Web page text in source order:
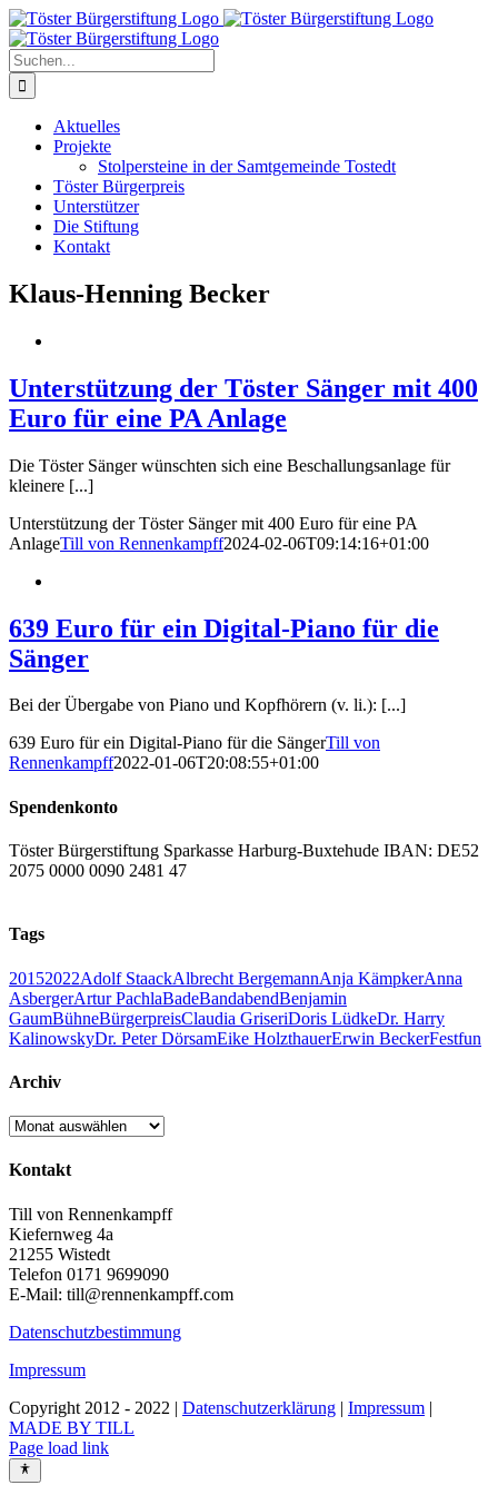
Zum
Inhalt
springen
Suche
nach:
Aktuelles
Projekte
Stolpersteine in der Samtgemeinde Tostedt
Töster Bürgerpreis
Unterstützer
Die Stiftung
Kontakt
Klaus-Henning Becker
Unterstützung der Töster Sänger mit 400
Euro für eine PA Anlage
Die Töster Sänger wünschten sich eine Beschallungsanlage für
kleinere [...]
Unterstützung der Töster Sänger mit 400 Euro für eine PA
AnlageTill von Rennenkampff2024-02-06T09:14:16+01:00
639 Euro für ein Digital-Piano für die
Sänger
Bei der Übergabe von Piano und Kopfhörern (v. li.): [...]
639 Euro für ein Digital-Piano für die SängerTill von
Rennenkampff2022-01-06T20:08:55+01:00
Spendenkonto
Töster Bürgerstiftung Sparkasse Harburg-Buxtehude IBAN: DE52
2075 0000 0090 2481 47
Tags
20152022Adolf StaackAlbrecht BergemannAnja KämpkerAnna
AsbergerArtur PachlaBadeBandabendBenjamin
GaumBühneBürgerpreisClaudia GriseriDoris LüdkeDr. Harry
KalinowskyDr. Peter DörsamEike HolzthauerErwin BeckerFestfun
Archiv
Archiv
Kontakt
Till von Rennenkampff
Kiefernweg 4a
21255 Wistedt
Telefon 0171 9699090
E-Mail: till@rennenkampff.com
Datenschutzbestimmung
Impressum
Copyright 2012 - 2022 | Datenschutzerklärung | Impressum |
MADE BY TILL
Page load link